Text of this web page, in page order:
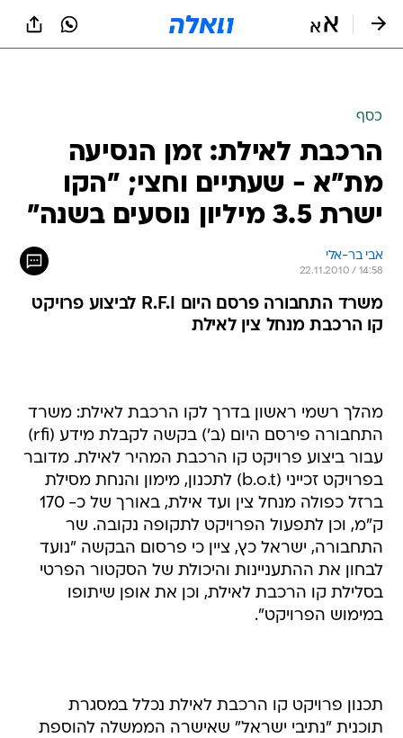
כסף
הרכבת לאילת: זמן הנסיעה
מת"א - שעתיים וחצי; "הקו
ישרת 3.5 מיליון נוסעים בשנה"
אבי בר-אלי
22.11.2010 / 14:58
משרד התחבורה פרסם היום R.F.I לביצוע פרויקט
קו הרכבת מנחל צין לאילת
מהלך רשמי ראשון בדרך לקו הרכבת לאילת: משרד
התחבורה פירסם היום (ב') בקשה לקבלת מידע (rfi)
עבור ביצוע פרויקט קו הרכבת המהיר לאילת. מדובר
בפרויקט זכייני (b.o.t) לתכנון, מימון והנחת מסילת
ברזל כפולה מנחל צין ועד אילת, באורך של כ- 170
ק"מ, וכן לתפעול הפרויקט לתקופה נקובה. שר
התחבורה, ישראל כץ, ציין כי פרסום הבקשה "נועד
לבחון את ההתעניינות והיכולת של הסקטור הפרטי
בסלילת קו הרכבת לאילת, וכן את אופן שיתופו
במימוש הפרויקט".
תכנון פרויקט קו הרכבת לאילת נכלל במסגרת
תוכנית "נתיבי ישראל" שאישרה הממשלה להוספת